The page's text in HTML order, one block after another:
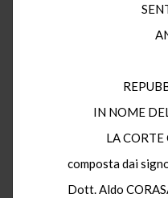
IN NOME
LA
composta dai
Dott. Aldo